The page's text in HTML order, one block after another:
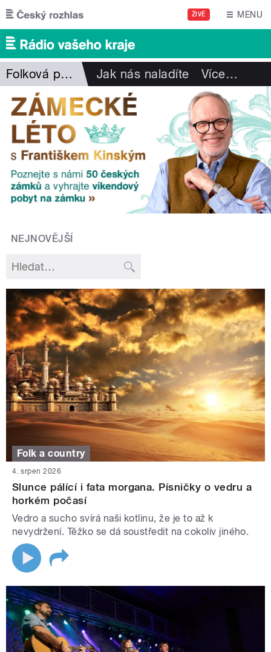
Přejít k hlavnímu obsahu
ŽIVĚ MENU
Folková pohlazení Jak nás naladíte Více…
NEJNOVĚJŠÍ
Folk a country
4. srpen 2026
Slunce pálící i fata morgana. Písničky o vedru a
horkém počasí
Vedro a sucho svírá naši kotlinu, že je to až k
nevydržení. Těžko se dá soustředit na cokoliv jiného.